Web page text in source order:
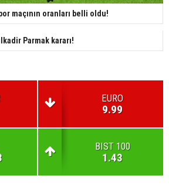
maçının oranları belli oldu!
Parmak kararı!
EURO
9.99
BIST 100
1.43